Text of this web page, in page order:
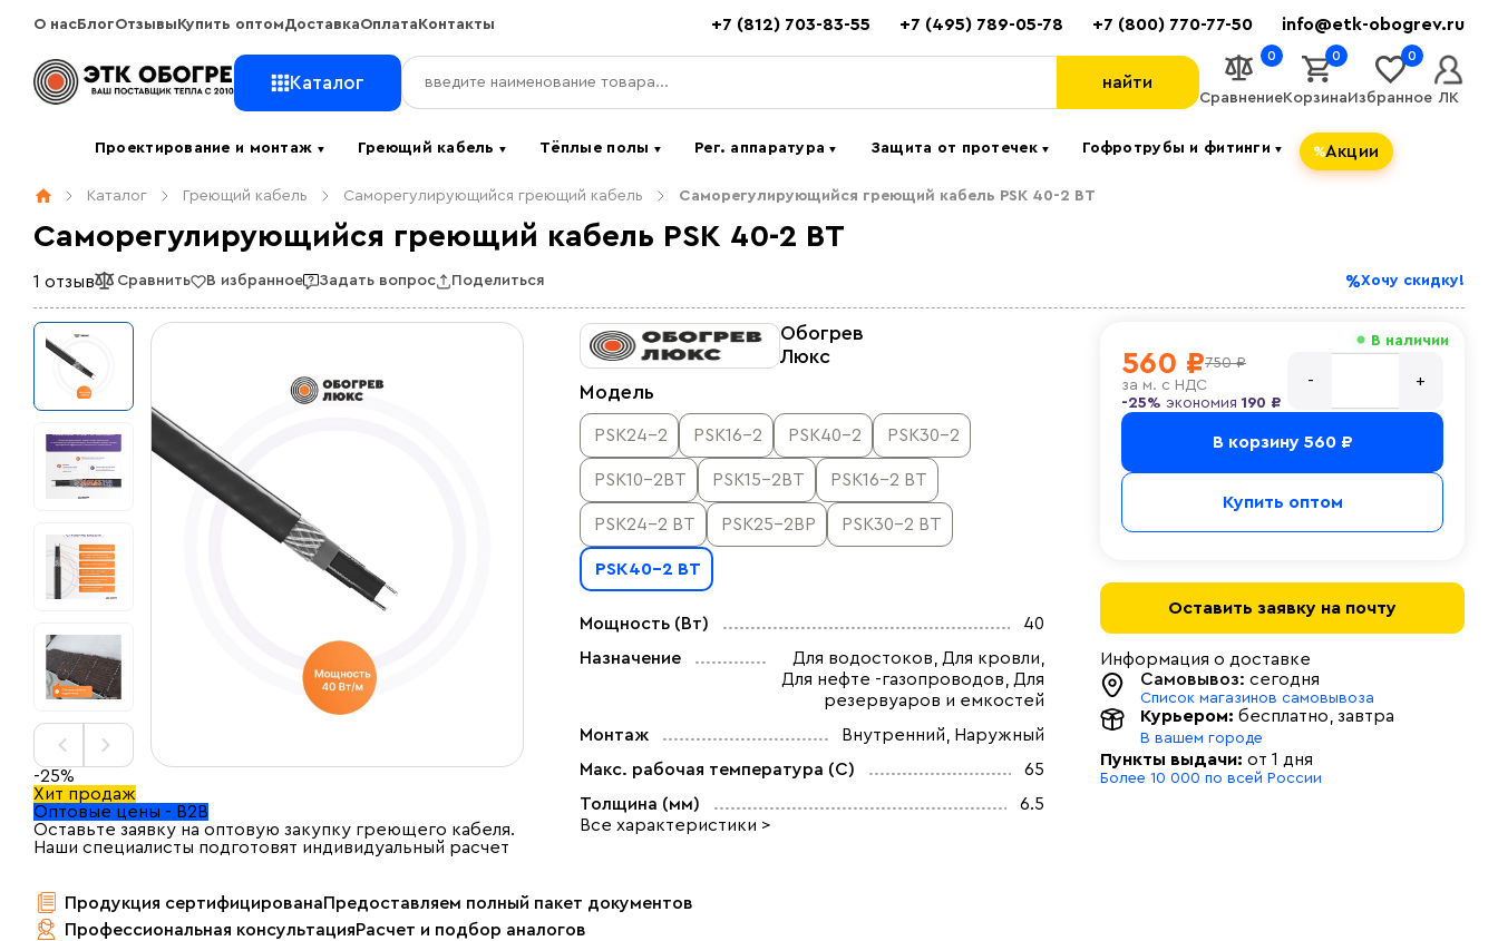
О нас БлогОтзывы Купить оптомДоставкаОплата Контакты +7 (812) 703-83-55 +7 (495) 789-05-78 +7 (800) 770-77-50 info@etk-obogrev.ru
Каталог найти
Сравнение
0
Корзина
0
Избранное
0
ЛК
Проектирование и монтаж ▼ Греющий кабель▼ Тёплые полы ▼ Рег. аппаратура▼ Защита от протечек▼ Гофротрубы и фитинги▼ Акции
Каталог Греющий кабель Саморегулирующийся греющий кабель Саморегулирующийся греющий кабель PSK 40-2 ВT
Саморегулирующийся греющий кабель PSK 40-2 ВT
1 отзыв Сравнить В избранное Задать вопрос Поделиться Хочу скидку!
-25%
Хит продаж
Оптовые цены - B2B
Оставьте заявку на оптовую закупку греющего кабеля.
Наши специалисты подготовят индивидуальный расчет
Обогрев
Люкс
Модель
PSK24-2 PSK16-2 PSK40-2 PSK30-2
PSK10-2BT PSK15-2BT PSK16-2 ВT
PSK24-2 ВT PSK25-2BP PSK30-2 ВТ
PSK40-2 ВT
Мощность (Вт)
40
Назначение
Для водостоков, Для кровли,
Для нефте -газопроводов, Для
резервуаров и емкостей
Монтаж
Внутренний, Наружный
Макс. рабочая температура (C)
65
Толщина (мм)
6.5
Все характеристики >
В наличии
560 ₽750 ₽
за м. с НДС
-25% экономия 190 ₽
В корзину 560 ₽
Купить оптом
Оставить заявку на почту
Информация о доставке
Самовывоз: сегодня
Список магазинов самовывоза
Курьером: бесплатно , завтра
В вашем городе
Пункты выдачи: от 1 дня
Более 10 000 по всей России
Продукция сертифицированаПредоставляем полный пакет документов
Профессиональная консультацияРасчет и подбор аналогов